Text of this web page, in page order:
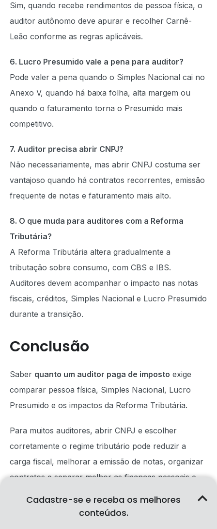
Sim, quando recebe rendimentos de pessoa física, o
auditor autônomo deve apurar e recolher Carnê-
Leão conforme as regras aplicáveis.
6. Lucro Presumido vale a pena para auditor?
Pode valer a pena quando o Simples Nacional cai no
Anexo V, quando há baixa folha, alta margem ou
quando o faturamento torna o Presumido mais
competitivo.
7. Auditor precisa abrir CNPJ?
Não necessariamente, mas abrir CNPJ costuma ser
vantajoso quando há contratos recorrentes, emissão
frequente de notas e faturamento mais alto.
8. O que muda para auditores com a Reforma
Tributária?
A Reforma Tributária altera gradualmente a
tributação sobre consumo, com CBS e IBS.
Auditores devem acompanhar o impacto nas notas
fiscais, créditos, Simples Nacional e Lucro Presumido
durante a transição.
Conclusão
Saber quanto um auditor paga de imposto exige
comparar pessoa física, Simples Nacional, Lucro
Presumido e os impactos da Reforma Tributária.
Para muitos auditores, abrir CNPJ e escolher
corretamente o regime tributário pode reduzir a
carga fiscal, melhorar a emissão de notas, organizar
contratos e separar melhor as finanças pessoais e
Mas a decisão depende de faturamento, pró-labore,
Cadastre-se e receba os melhores
conteúdos.